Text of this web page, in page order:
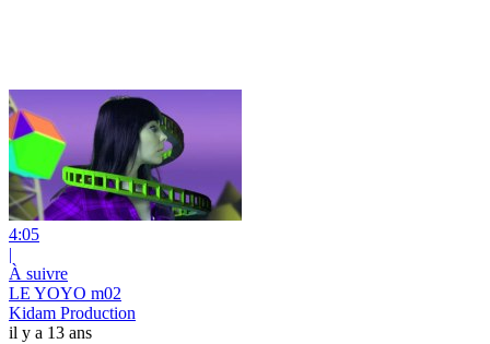
4:05
|
À suivre
LE YOYO m02
Kidam Production
il y a 13 ans